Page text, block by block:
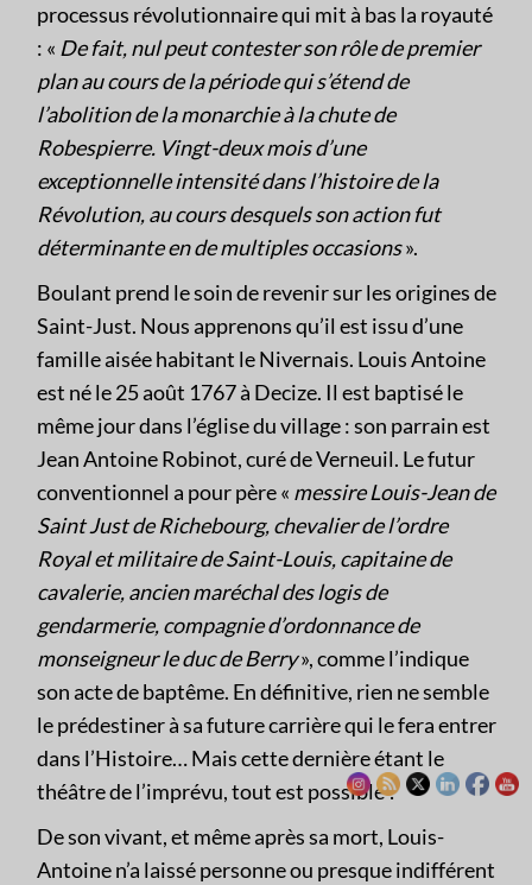
processus révolutionnaire qui mit à bas la royauté
: « De fait, nul peut contester son rôle de premier
plan au cours de la période qui s’étend de
l’abolition de la monarchie à la chute de
Robespierre. Vingt-deux mois d’une
exceptionnelle intensité dans l’histoire de la
Révolution, au cours desquels son action fut
déterminante en de multiples occasions».
Boulant prend le soin de revenir sur les origines de
Saint-Just. Nous apprenons qu’il est issu d’une
famille aisée habitant le Nivernais. Louis Antoine
est né le 25 août 1767 à Decize. Il est baptisé le
même jour dans l’église du village : son parrain est
Jean Antoine Robinot, curé de Verneuil. Le futur
conventionnel a pour père « messire Louis-Jean de
Saint Just de Richebourg, chevalier de l’ordre
Royal et militaire de Saint-Louis, capitaine de
cavalerie, ancien maréchal des logis de
gendarmerie, compagnie d’ordonnance de
monseigneur le duc de Berry», comme l’indique
son acte de baptême. En définitive, rien ne semble
le prédestiner à sa future carrière qui le fera entrer
dans l’Histoire… Mais cette dernière étant le
théâtre de l’imprévu, tout est possible !
De son vivant, et même après sa mort, Louis-
Antoine n’a laissé personne ou presque indifférent